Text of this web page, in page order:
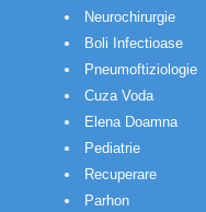
Neurochirurgie
Boli Infectioase
Pneumoftiziologie
Cuza Voda
Elena Doamna
Pediatrie
Recuperare
Parhon